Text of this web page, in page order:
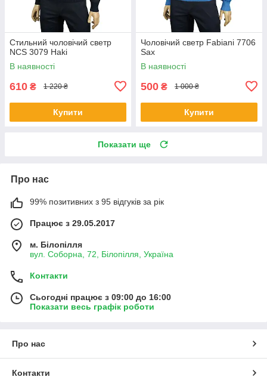
Стильний чоловічий светр
NCS 3079 Haki
В наявності
610 ₴ 1 220 ₴
Купити
Чоловічий светр Fabiani 7706
Sax
В наявності
500 ₴ 1 000 ₴
Купити
Показати ще
Про нас
99% позитивних з 95 відгуків за рік
Працює з 29.05.2017
м. Білопілля
вул. Соборна, 72, Білопілля, Україна
Контакти
Сьогодні працює з 09:00 до 16:00
Показати весь графік роботи
Про нас
Контакти